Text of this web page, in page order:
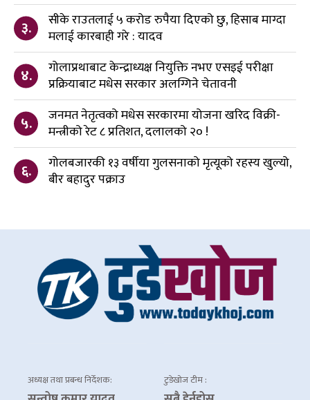
३.
सीके राउतलाई ५ करोड रुपैया दिएको छु, हिसाब माग्दा
मलाई कारबाही गरे : यादव
४.
गोलाप्रथाबाट केन्द्राध्यक्ष नियुक्ति नभए एसइई परीक्षा
प्रक्रियाबाट मधेस सरकार अलग्गिने चेतावनी
५.
जनमत नेतृत्वको मधेस सरकारमा योजना खरिद विक्री-
मन्त्रीको रेट ८ प्रतिशत, दलालको २० !
६.
गोलबजारकी १३ वर्षीया गुलसनाको मृत्यूको रहस्य खुल्यो,
बीर बहादुर पक्राउ
अध्यक्ष तथा प्रबन्ध निर्देशक: टुडेखोज टीम :